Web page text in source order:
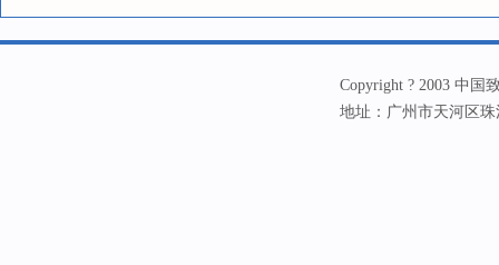
Copyright ? 2003 中国
地址：广州市天河区